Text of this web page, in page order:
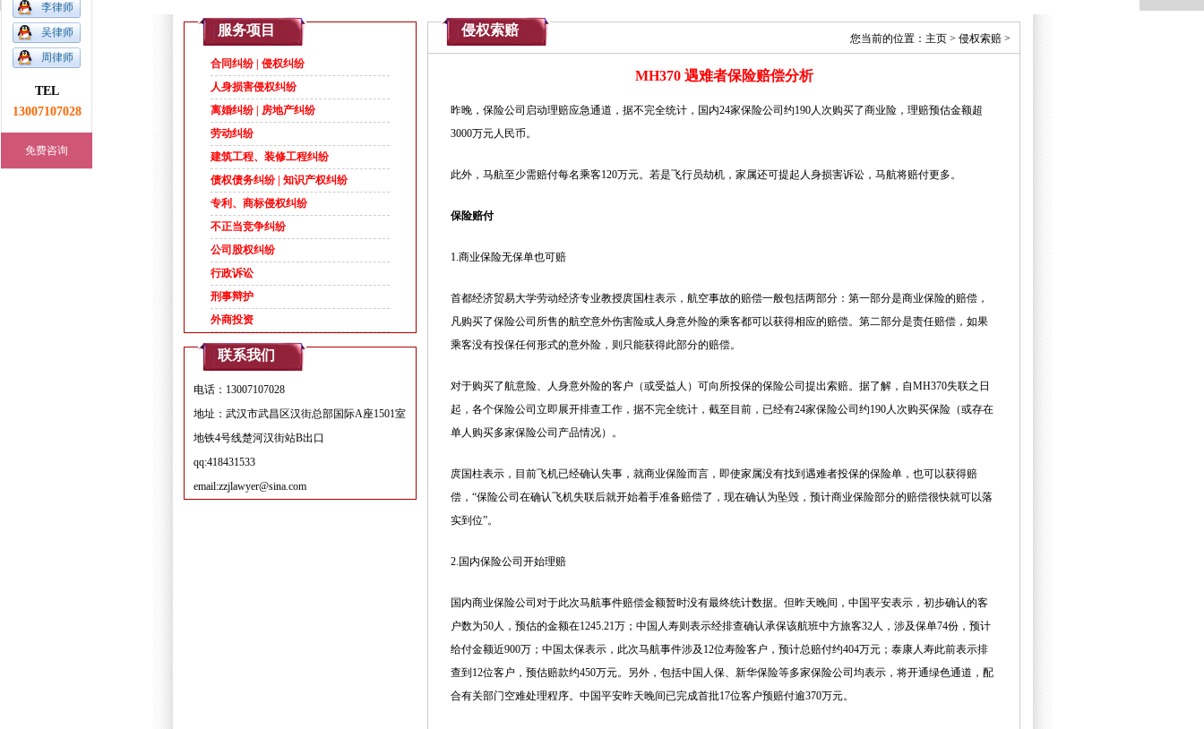
李律师
吴律师
周律师
TEL
13007107028
免费咨询
1
服务项目
合同纠纷 | 侵权纠纷
人身损害侵权纠纷
离婚纠纷 | 房地产纠纷
劳动纠纷
建筑工程、装修工程纠纷
债权债务纠纷 | 知识产权纠纷
专利、商标侵权纠纷
不正当竞争纠纷
公司股权纠纷
行政诉讼
刑事辩护
外商投资
联系我们
电话：13007107028
地址：武汉市武昌区汉街总部国际A座1501室
地铁4号线楚河汉街站B出口
qq:418431533
email:zzjlawyer@sina.com
您当前的位置： 主页 > 侵权索赔 >
侵权索赔
MH370 遇难者保险赔偿分析
昨晚，保险公司启动理赔应急通道 ，据不完全统计， 国内24家保险公司约190人次购买了商业险，理赔预估金额超
3000万元人民币。
此外，马航至少需赔付每名乘客120万元。若是飞行员劫机，家属还可提起人身损害诉讼，马航将赔付更多。
保险赔付
1.商业保险无保单也可赔
首都经济贸易大学劳动经济专业教授庹国柱表示，航空事故的赔偿一般包括两部分：第一部分是商业保险的赔偿，
凡购买了保险公司所售的航空意外伤害险或人身意外险的乘客都可以获得相应的赔偿。第二部分是责任赔偿，如果
乘客没有投保任何形式的意外险，则只能获得此部分的赔偿。
对于购买了航意险、人身意外险的客户（或受益人）可向所投保的保险公司提出索赔。据了解，自MH370失联之日
起，各个保险公司立即展开排查工作，据不完全统计，截至目前，已经有24家保险公司约190人次购买保险（或存在
单人购买多家保险公司产品情况）。
庹国柱表示，目前飞机已经确认失事，就商业保险而言，即使家属没有找到遇难者投保的保险单，也可以获得赔
偿，“保险公司在确认飞机失联后就开始着手准备赔偿了，现在确认为坠毁，预计商业保险部分的赔偿很快就可以落
实到位”。
2.国内保险公司开始理赔
国内商业保险公司对于此次马航事件赔偿金额暂时没有最终统计数据。但昨天晚间， 中国平安表示，初步确认的客
户数为50人，预估的金额在1245.21万； 中国人寿则表示经排查确认承保该航班中方旅客32人，涉及保单74份，预计
给付金额近900万； 中国太保表示，此次马航事件涉及12位寿险客户，预计总赔付约404万元；泰康人寿此前表示排
查到12位客户，预估赔款约450万元。另外，包括中国人保、 新华保险等多家保险公司均表示，将开通绿色通道，配
合有关部门空难处理程序。中国平安昨天晚间已完成首批17位客户预赔付逾370万元。